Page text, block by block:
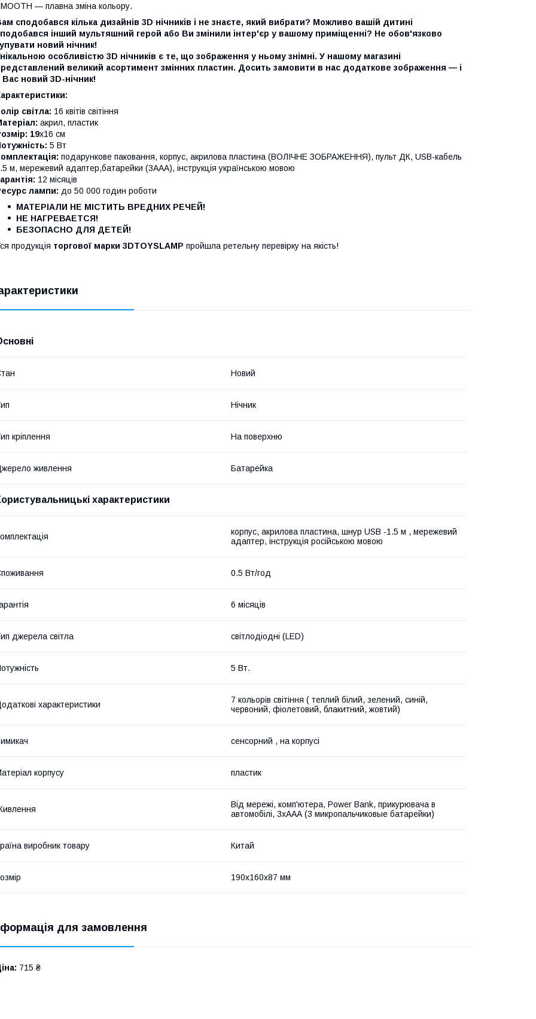
— плавна зміна кольору.
сподобався кілька дизайнів 3D нічників і не знаєте, який вибрати? Можливо вашій дитині
інший мультяшний герой або Ви змінили інтер'єр у вашому приміщенні? Не обов'язково
новий нічник!
особливістю 3D нічників є те, що зображення у ньому знімні. У нашому магазині
великий асортимент змінних пластин. Досить замовити в нас додаткове зображення — і
Вас новий 3D-нічник!
світла: 16 квітів світіння
акрил, пластик
19х16 см
5 Вт
подарункове паковання, корпус, акрилова пластина (ВОЛІЧНЕ ЗОБРАЖЕННЯ), пульт ДК, USB-кабель
м, мережевий адаптер,батарейки (3ААА), інструкція українською мовою
12 місяців
лампи: до 50 000 годин роботи
МАТЕРІАЛИ НЕ МІСТИТЬ ВРЕДНИХ РЕЧЕЙ!
НЕ НАГРЕВАЕТСЯ!
БЕЗОПАСНО ДЛЯ ДЕТЕЙ!
продукція торгової марки 3DTOYSLAMP пройшла ретельну перевірку на якість!
Новий
Нічник
кріплення На поверхню
живлення Батарейка
характеристики
корпус, акрилова пластина, шнур USB -1.5 м , мережевий
адаптер, інструкція російською мовою
0.5 Вт/год
6 місяців
джерела світла світлодіодні (LED)
5 Вт.
характеристики
7 кольорів світіння ( теплий білий, зелений, синій,
червоний, фіолетовий, блакитний, жовтий)
сенсорний , на корпусі
корпусу пластик
Від мережі, комп'ютера, Power Bank, прикурювача в
автомобілі, 3хААА (3 микропальчиковые батарейки)
виробник товару Китай
190х160х87 мм
для замовлення
715 ₴